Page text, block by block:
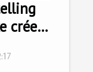
créer